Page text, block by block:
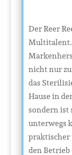
Der Reer
Multitalent.
nicht nur
das
Hause in
sondern ist
unterwegs
praktischer
den Betrieb